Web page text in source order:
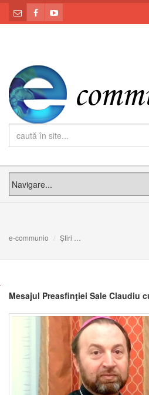
e-communio Știri
Mesajul Preasfinţiei Sale Claudiu